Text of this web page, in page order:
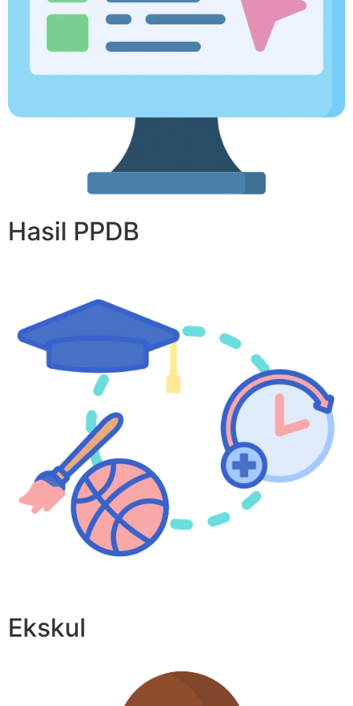
Hasil PPDB
Ekskul